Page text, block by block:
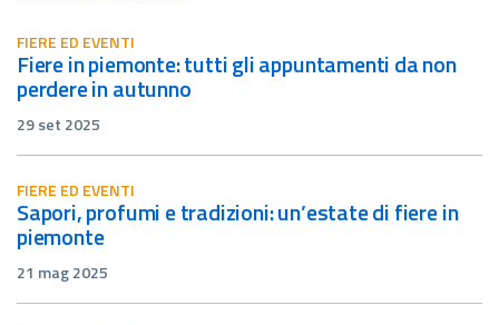
FIERE ED EVENTI
fiere in piemonte: tutti gli appuntamenti da non
perdere in autunno
29 set 2025
FIERE ED EVENTI
sapori, profumi e tradizioni: un’estate di fiere in
piemonte
21 mag 2025